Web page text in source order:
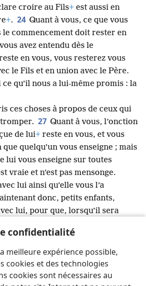
confidentialité
meilleure expérience possible,
cookies et des technologies
cookies sont nécessaires au
croire au Fils+ est aussi en
+. 24 Quant à vous, ce que vous
le commencement doit rester en
avez entendu dès le
en vous, vous resterez vous
le Fils et en union avec le Père.
qu’il nous a lui-même promis : la
ces choses à propos de ceux qui
27 Quant à vous, l’onction
de lui+ reste en vous, et vous
que quelqu’un vous enseigne ; mais
lui vous enseigne sur toutes
vraie et n’est pas mensonge.
lui ainsi qu’elle vous l’a
donc, petits enfants,
lui, pour que, lorsqu’il sera
pas à nous éloigner de lui, remplis
sa présence. 29 Si vous savez qu’il
aussi que toute personne qui
est née de lui +.